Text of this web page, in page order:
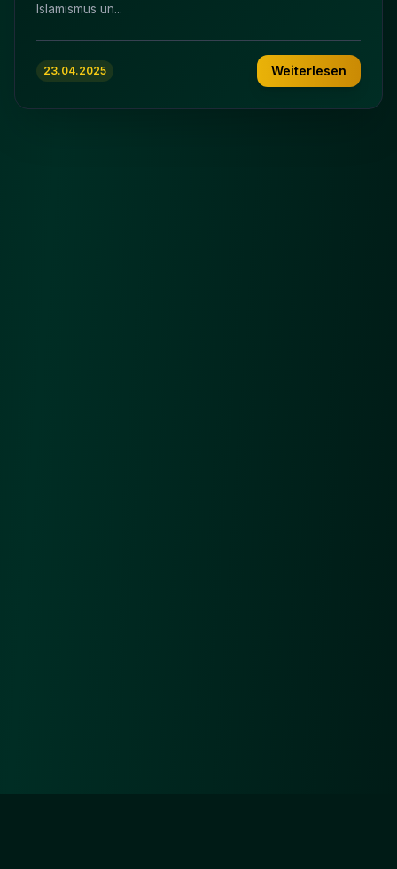
Islamismus un...
23.04.2025 Weiterlesen